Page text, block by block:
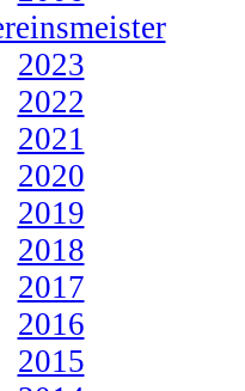
2023
2022
2021
2020
2019
2018
2017
2016
2015